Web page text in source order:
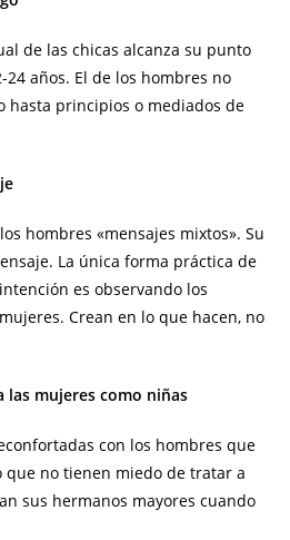
de las chicas alcanza su punto
años. El de los hombres no
hasta principios o mediados de
hombres «mensajes mixtos». Su
La única forma práctica de
es observando los
Crean en lo que hacen, no
las mujeres como niñas
con los hombres que
no tienen miedo de tratar a
sus hermanos mayores cuando